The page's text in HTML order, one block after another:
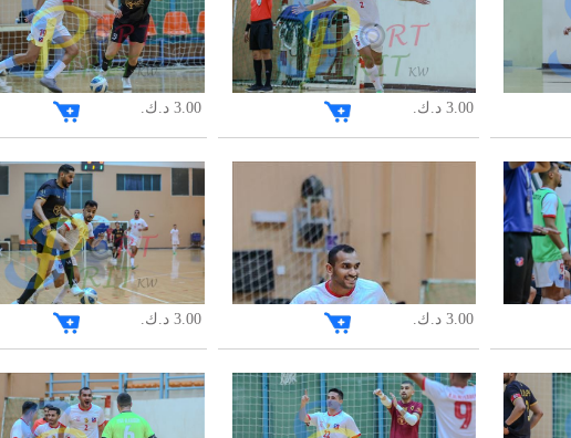
3.00 د.ك. 3.00 د.ك.
3.00 د.ك. 3.00 د.ك.